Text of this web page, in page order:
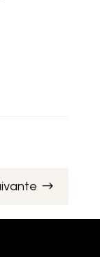
$